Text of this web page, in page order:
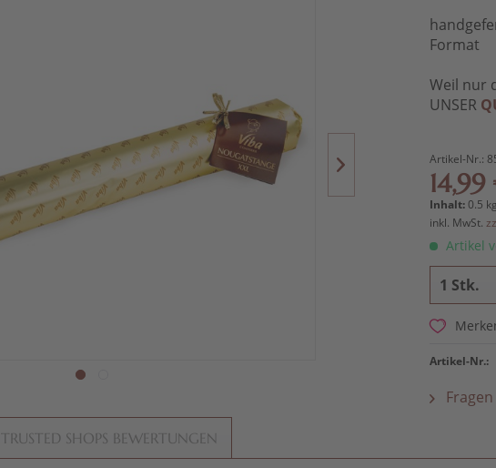
Format
Weil nur
UNSER
Artikel-Nr.:
Inhalt:0.5
inkl. MwSt.
Artikel
Artikel-Nr.:
TRUSTED SHOPS BEWERTUNGEN